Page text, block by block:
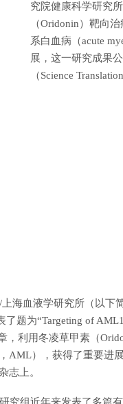
究院健康科学研究
（Oridonin）靶向
系白血病（acute
展，这一研究成果
（Science
海血液学研究所（以下
题为“Targeting of
，利用冬凌草甲素（
AML），获得了重要进
志上。